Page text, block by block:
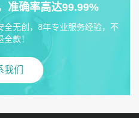
准确率高达99.99%
全无创，8年专业服务经验，不
全款！
我们